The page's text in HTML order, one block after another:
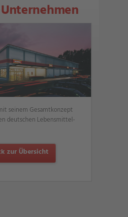
seinem Gesamtkonzept
deutschen Lebensmittel-
zur Übersicht